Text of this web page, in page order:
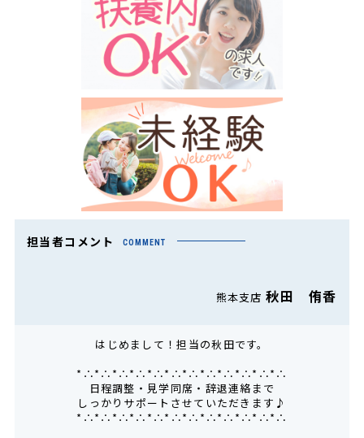
担当者コメント COMMENT
熊本支店秋田 侑香
はじめまして！担当の秋田です。
*∴*∴*∴*∴*∴*∴*∴*∴*∴*∴*∴*∴
日程調整・見学同席・辞退連絡まで
しっかりサポートさせていただきます♪
*∴*∴*∴*∴*∴*∴*∴*∴*∴*∴*∴*∴